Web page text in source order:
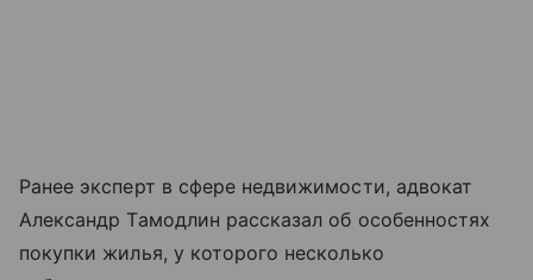
Ранее эксперт в сфере недвижимости, адвокат
Александр Тамодлин рассказал об особенностях
покупки жилья, у которого несколько